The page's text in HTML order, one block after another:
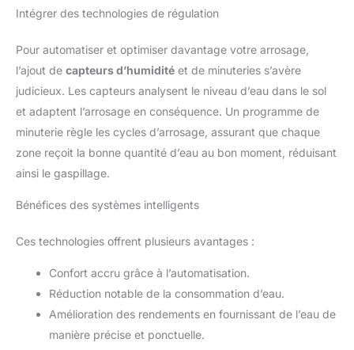
Intégrer des technologies de régulation
Pour automatiser et optimiser davantage votre arrosage,
l’ajout de capteurs d’humidité et de minuteries s’avère
judicieux. Les capteurs analysent le niveau d’eau dans le sol
et adaptent l’arrosage en conséquence. Un programme de
minuterie règle les cycles d’arrosage, assurant que chaque
zone reçoit la bonne quantité d’eau au bon moment, réduisant
ainsi le gaspillage.
Bénéfices des systèmes intelligents
Ces technologies offrent plusieurs avantages :
Confort accru grâce à l’automatisation.
Réduction notable de la consommation d’eau.
Amélioration des rendements en fournissant de l’eau de
manière précise et ponctuelle.